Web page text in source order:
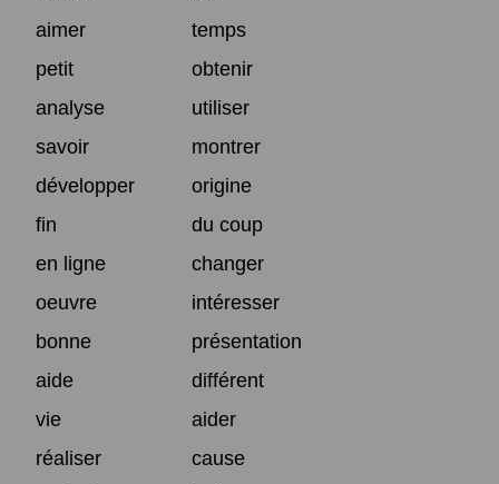
aimer
temps
petit
obtenir
analyse
utiliser
savoir
montrer
développer
origine
fin
du coup
en ligne
changer
oeuvre
intéresser
bonne
présentation
aide
différent
vie
aider
réaliser
cause